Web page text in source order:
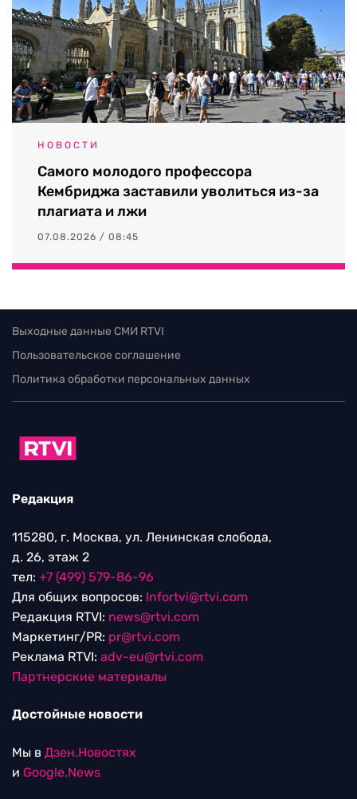
НОВОСТИ
Самого молодого профессора
Кембриджа заставили уволиться из-за
плагиата и лжи
07.08.2026 / 08:45
Выходные данные СМИ RTVI
Пользовательское соглашение
Политика обработки персональных данных
Редакция
115280, г. Москва, ул. Ленинская слобода,
д. 26, этаж 2
тел: +7 (499) 579-86-96
Для общих вопросов: Infortvi@rtvi.com
Редакция RTVI: news@rtvi.com
Маркетинг/PR: pr@rtvi.com
Реклама RTVI: adv-eu@rtvi.com
Партнерские материалы
Достойные новости
Мы в Дзен.Новостях
и Google.News